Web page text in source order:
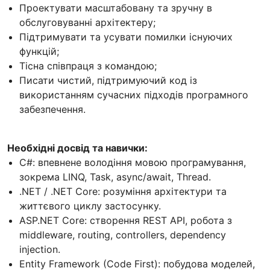
Проектувати масштабовану та зручну в
обслуговуванні архітектеру;
Підтримувати та усувати помилки існуючих
функцій;
Тісна співпраця з командою;
Писати чистий, підтримуючий код із
використанням сучасних підходів програмного
забезпечення.
Необхідні досвід та навички:
C#: впевнене володіння мовою програмування,
зокрема LINQ, Task, async/await, Thread.
.NET / .NET Core: розуміння архітектури та
життєвого циклу застосунку.
ASP.NET Core: створення REST API, робота з
middleware, routing, controllers, dependency
injection.
Entity Framework (Code First): побудова моделей,